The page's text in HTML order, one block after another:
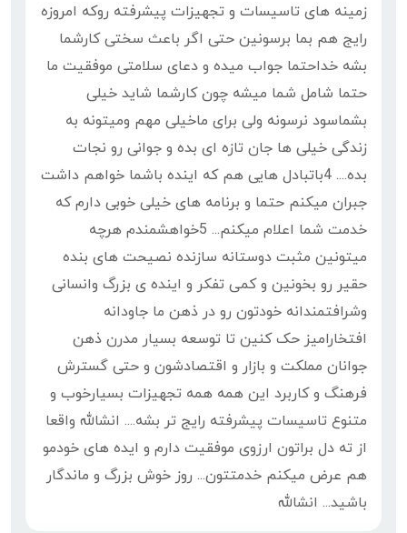
زمینه های تاسیسات و تجهیزات پیشرفته روکه امروزه
رایج هم بما برسونین حتی اگر باعث سختی کارشما
بشه خداحتما جواب میده و دعای سلامتی موفقیت ما
حتما شامل شما میشه چون کارشما شاید خیلی
بشماسود نرسونه ولی برای ماخیلی مهم ومیتونه به
زندگی خیلی ها جان تازه ای بده و جوانی رو نجات
بده.... 4باتبادل هایی هم که اینده باشما خواهم داشت
جبران میکنم حتما و برنامه های خیلی خوبی دارم که
خدمت شما اعلام میکنم... 5خواهشمندم هرچه
میتونین مثبت دوستانه سازنده نصیحت های بنده
حقیر رو بخونین و کمی تفکر و اینده ی بزرگ وانسانی
وشرافتمندانه خودتون رو در ذهن ما جاودانه
افتخارامیز حک کنین تا توسعه بسیار مدرن ذهن
جوانان مملکت و بازار و اقتصادشون و حتی گسترش
فرهنگ و کاربرد این همه همه تجهیزات بسیارخوب و
متنوع تاسیسات پیشرفته رایج تر بشه.... انشالله واقعا
از ته دل براتون ارزوی موفقیت دارم و ایده های خودمو
هم عرض میکنم خدمتتون... روز خوش بزرگ و ماندگار
باشید... انشالله